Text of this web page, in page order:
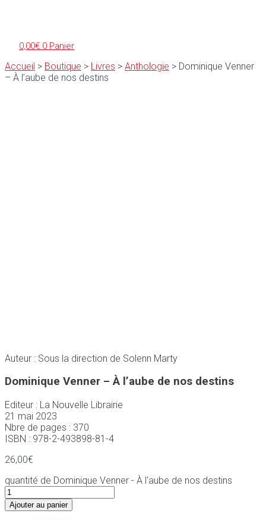
0,00€ 0 Panier
Accueil > Boutique > Livres > Anthologie > Dominique Venner
– À l’aube de nos destins
Auteur : Sous la direction de Solenn Marty
Dominique Venner – À l’aube de nos destins
Editeur : La Nouvelle Librairie
21 mai 2023
Nbre de pages : 370
ISBN : 978-2-493898-81-4
26,00€
quantité de Dominique Venner - À l'aube de nos destins
Ajouter au panier